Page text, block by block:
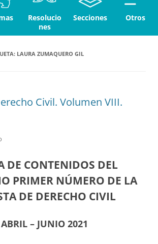
Resolucio
nes
Secciones Otros
LAURA ZUMAQUERO GIL
Civil. Volumen VIII.
DE CONTENIDOS DEL
PRIMER NÚMERO DE LA
DE DERECHO CIVIL
ABRIL – JUNIO 2021